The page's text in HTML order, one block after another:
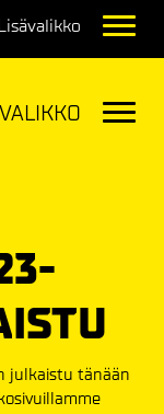
julkaistu tänään